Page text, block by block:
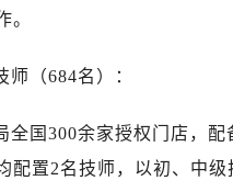
。
师（684名）：
全国300余家授权门店，配
配置2名技师，以初、中级